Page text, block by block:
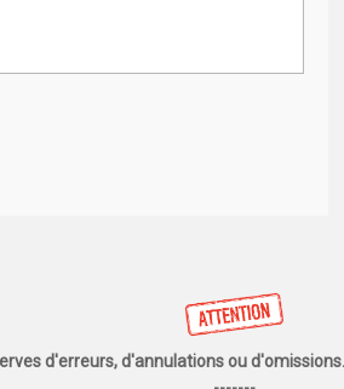
d'erreurs, d'annulations ou